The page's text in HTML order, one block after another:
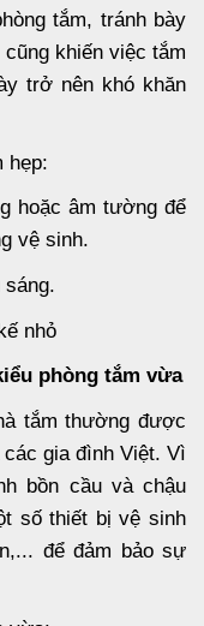
tắm, tránh bày
khiến việc tắm
trở nên khó khăn
hẹp:
hoặc âm tường để
vệ sinh.
nhỏ
phòng tắm vừa
tắm thường được
gia đình Việt. Vì
bồn cầu và chậu
số thiết bị vệ sinh
để đảm bảo sự